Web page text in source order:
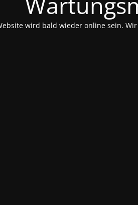
wird bald wieder online sein.